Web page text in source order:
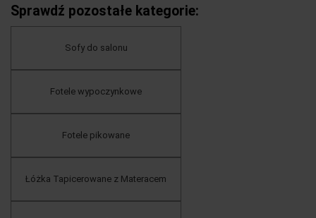
Sprawdź pozostałe kategorie:
Sofy do salonu
Fotele wypoczynkowe
Fotele pikowane
Łóżka Tapicerowane z Materacem